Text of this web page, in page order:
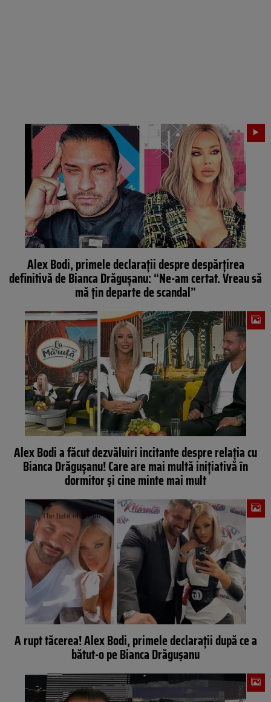
Alex Bodi, primele declarații despre despărțirea
definitivă de Bianca Drăgușanu: “Ne-am certat. Vreau să
mă țin departe de scandal”
Alex Bodi a făcut dezvăluiri incitante despre relația cu
Bianca Drăgușanu! Care are mai multă inițiativă în
dormitor și cine minte mai mult
A rupt tăcerea! Alex Bodi, primele declarații după ce a
bătut-o pe Bianca Drăgușanu